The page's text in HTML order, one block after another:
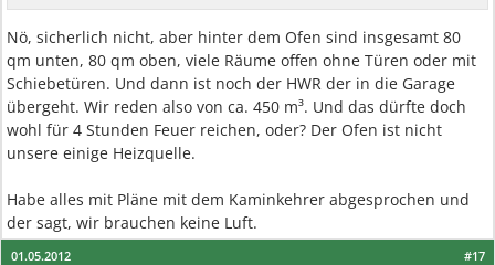
Nö, sicherlich nicht, aber hinter dem Ofen sind insgesamt 80
qm unten, 80 qm oben, viele Räume offen ohne Türen oder mit
Schiebetüren. Und dann ist noch der HWR der in die Garage
übergeht. Wir reden also von ca. 450 m³. Und das dürfte doch
wohl für 4 Stunden Feuer reichen, oder? Der Ofen ist nicht
unsere einige Heizquelle.
Habe alles mit Pläne mit dem Kaminkehrer abgesprochen und
der sagt, wir brauchen keine Luft.
#17
01.05.2012